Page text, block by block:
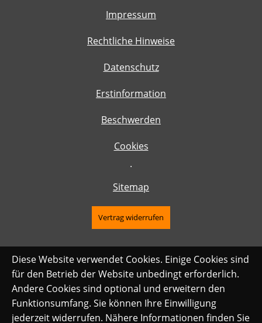
Impressum
Rechtliche Hinweise
Datenschutz
Erstinformation
Beschwerden
Cookies
·
Sitemap
Vertrag widerrufen
Diese Website verwendet Cookies. Einige Cookies sind
für den Betrieb der Website unbedingt erforderlich.
Andere Cookies sind optional und erweitern den
Funktionsumfang. Sie können Ihre Einwilligung
jederzeit widerrufen. Nähere Informationen finden Sie